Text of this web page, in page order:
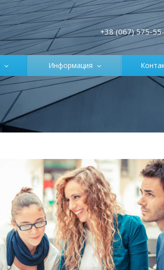
+38 (067) 575-
Информация